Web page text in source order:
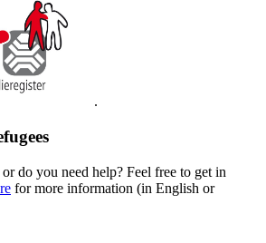
.
do you need help? Feel free to get in
for more information (in English or